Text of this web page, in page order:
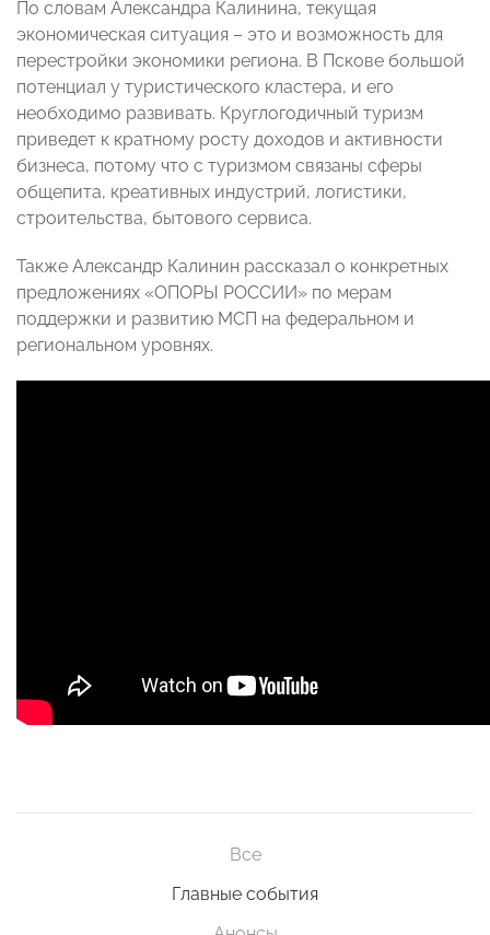
По словам Александра Калинина, текущая
экономическая ситуация – это и возможность для
перестройки экономики региона. В Пскове большой
потенциал у туристического кластера, и его
необходимо развивать. Круглогодичный туризм
приведет к кратному росту доходов и активности
бизнеса, потому что с туризмом связаны сферы
общепита, креативных индустрий, логистики,
строительства, бытового сервиса.
Также Александр Калинин рассказал о конкретных
предложениях «ОПОРЫ РОССИИ» по мерам
поддержки и развитию МСП на федеральном и
региональном уровнях.
Все
Главные события